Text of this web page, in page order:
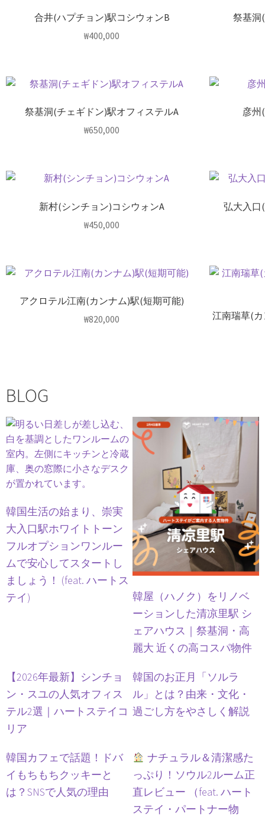
合井(ハプチョン)駅コシウォンB
₩400,000
祭基洞
祭基洞(チェギドン)駅オフィステルA
₩650,000
彦州
新村(シンチョン)コシウォンA
₩450,000
弘大入口
アクロテル江南(カンナム)駅(短期可能)
₩820,000 江南瑞草(
BLOG
韓国生活の始まり、崇実
大入口駅ホワイトトーン
フルオプションワンルー
ムで安心してスタートし
ましょう！ (feat. ハートス
テイ)
韓屋（ハノク）をリノベ
ーションした清凉里駅 シ
ェアハウス｜祭基洞・高
麗大 近くの高コスパ物件
【2026年最新】シンチョ
ン・スユの人気オフィス
テル2選｜ハートステイコ
リア
韓国のお正月「ソルラ
ル」とは？由来・文化・
過ごし方をやさしく解説
韓国カフェで話題！ドバ
イもちもちクッキーと
は？SNSで人気の理由
ナチュラル＆清潔感た
っぷり！ソウル2ルーム正
直レビュー （feat. ハート
ステイ・パートナー物